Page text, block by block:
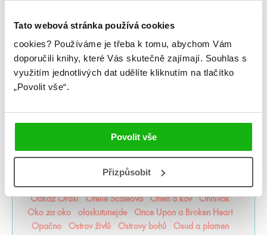
Tato webová stránka používá cookies
cookies? Používáme je třeba k tomu, abychom Vám
doporučili knihy, které Vás skutečně zajímají. Souhlas s
využitím jednotlivých dat udělíte kliknutím na tlačítko
„Povolit vše“.
Povolit vše
Přizpůsobit
Medvěd a Slavík
Měsíční kroniky
Milosrdná vrána
mistr romantiky
Monstra z Verity
Moře inkoustu a zlata
Moře nálezů a ztrát
Mráz
Mrazení
Muffin a čaj
Můj život s Walterovic kluky
Mycelium
Nevítaní
Nezdolná Nikdynoc Nikdyuš
Noční partie
Noví alchymisté Nozaki
Odkaz dračích jezdců
Odkaz lidské mysli
Odkaz Orďši
Ofélie Scaleová Oheň a kov
Ohnivák
Oko za oko
olaskutunejde
Once Upon a Broken Heart
Opačno
Ostrov živlů Ostrovy bohů
Osud a plamen